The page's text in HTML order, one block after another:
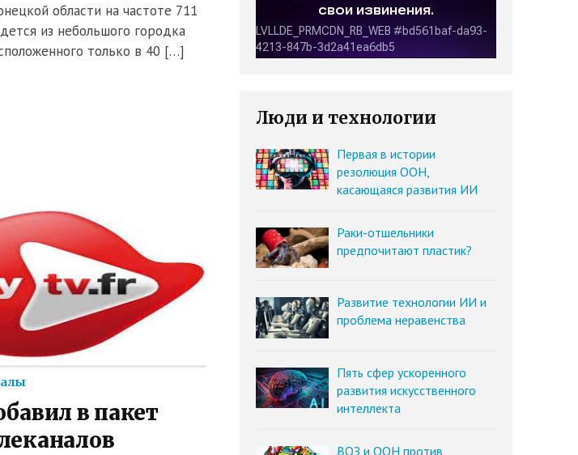
области на частоте 711
из небольшого городка
только в 40 […]
в пакет
Люди и технологии
Первая в истории
резолюция ООН,
касающаяся развития ИИ
Раки-отшельники
предпочитают пластик?
Развитие технологии ИИ и
проблема неравенства
Пять сфер ускоренного
развития искусственного
интеллекта
ВОЗ и ООН против